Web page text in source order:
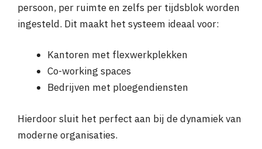
persoon, per ruimte en zelfs per tijdsblok worden
ingesteld. Dit maakt het systeem ideaal voor:
Kantoren met flexwerkplekken
Co-working spaces
Bedrijven met ploegendiensten
Hierdoor sluit het perfect aan bij de dynamiek van
moderne organisaties.